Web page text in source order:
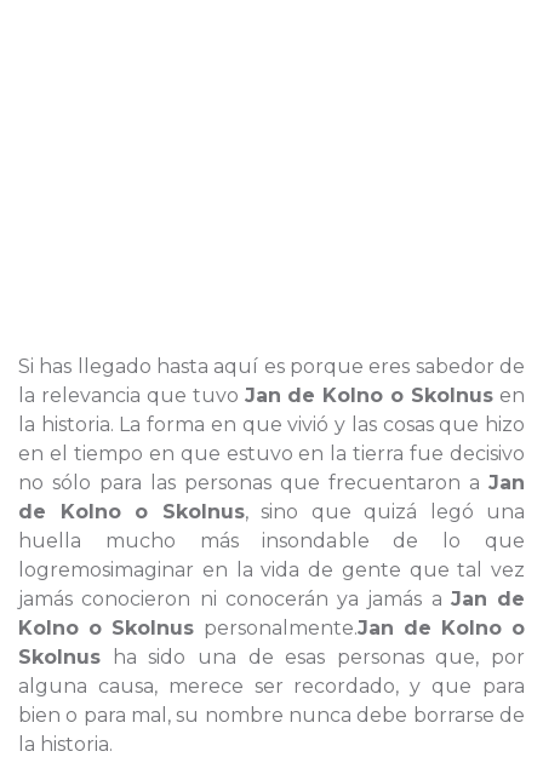
Si has llegado hasta aquí es porque eres sabedor de
la relevancia que tuvo Jan de Kolno o Skolnus en
la historia. La forma en que vivió y las cosas que hizo
en el tiempo en que estuvo en la tierra fue decisivo
no sólo para las personas que frecuentaron a Jan
de Kolno o Skolnus, sino que quizá legó una
huella mucho más insondable de lo que
logremosimaginar en la vida de gente que tal vez
jamás conocieron ni conocerán ya jamás a Jan de
Kolno o Skolnus personalmente.Jan de Kolno o
Skolnus ha sido una de esas personas que, por
alguna causa, merece ser recordado, y que para
bien o para mal, su nombre nunca debe borrarse de
la historia.